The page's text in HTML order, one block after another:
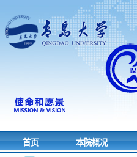
首页 本院概况